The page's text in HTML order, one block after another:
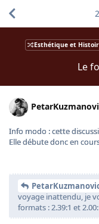
Esthétique et
Le
2
Info modo : cette
Elle débute donc en
voyage inattendu, je
formats : 2.39:1 et